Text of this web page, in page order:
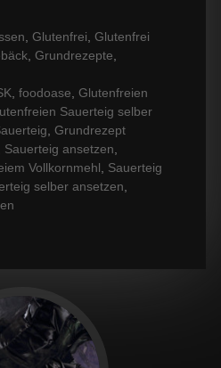
Glutenfrei
Glutenfrei
Grundrezepte
foodoase
Glutenfreien
Sauerteig selber
Grundrezept
Sauerteig ansetzen
Vollkornmehl
Sauerteig
selber ansetzen